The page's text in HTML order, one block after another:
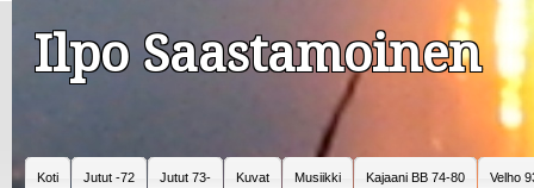
Ilpo Saastamoinen
Koti Jutut -72 Jutut 73- Kuvat Musiikki Kajaani BB 74-80 Velho